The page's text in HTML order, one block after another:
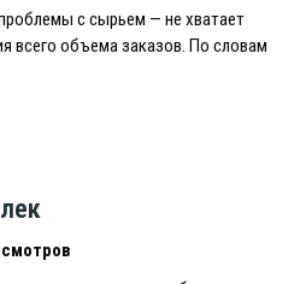
с сырьем — не хватает
всего объема заказов. По словам